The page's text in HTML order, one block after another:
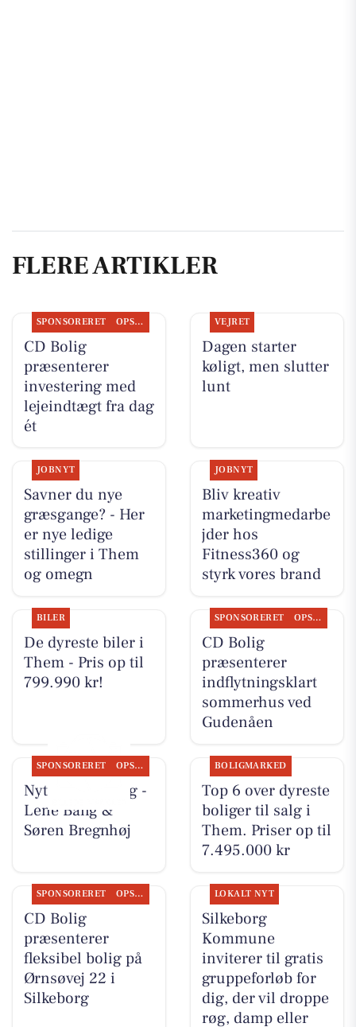
FLERE ARTIKLER
SPONSORERET OPSLAGSTAVLEN
CD Bolig
præsenterer
investering med
lejeindtægt fra dag
ét
VEJRET
Dagen starter
køligt, men slutter
lunt
JOBNYT
Savner du nye
græsgange? - Her
er nye ledige
stillinger i Them
og omegn
JOBNYT
Bliv kreativ
marketingmedarbe
jder hos
Fitness360 og
styrk vores brand
BILER
De dyreste biler i
Them - Pris op til
799.990 kr!
SPONSORERET OPSLAGSTAVLEN
CD Bolig
præsenterer
indflytningsklart
sommerhus ved
Gudenåen
SPONSORERET OPSLAGSTAVLEN
Nyt fra CD Bolig -
Lene Bang &
Søren Bregnhøj
BOLIGMARKED
Top 6 over dyreste
boliger til salg i
Them. Priser op til
7.495.000 kr
SPONSORERET OPSLAGSTAVLEN
CD Bolig
præsenterer
fleksibel bolig på
Ørnsøvej 22 i
Silkeborg
LOKALT NYT
Silkeborg
Kommune
inviterer til gratis
gruppeforløb for
dig, der vil droppe
røg, damp eller